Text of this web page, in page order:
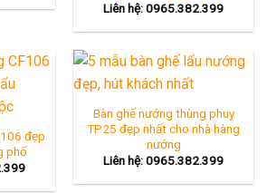
Liên hệ: 0965.382.399
đẹp
phố
Bàn ghế nướng thùng phuy
TP25 đẹp nhất cho nhà hàng
nướng
Liên hệ: 0965.382.399